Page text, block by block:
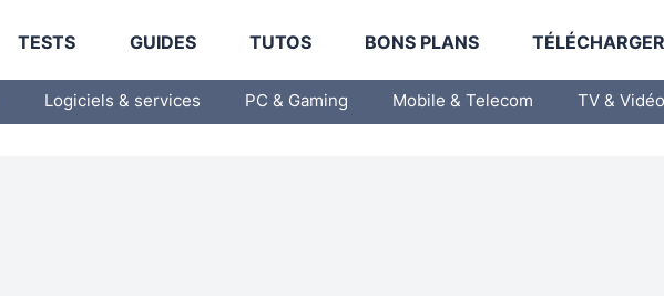
TESTS GUIDES TUTOS BONS PLANS
Logiciels & services PC & Gaming Mobile & Telecom TV & Vidéo